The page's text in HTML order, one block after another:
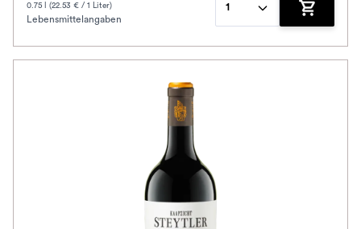
0.75 l (22.53 € / 1 Liter)
Lebensmittelangaben
1
Zum